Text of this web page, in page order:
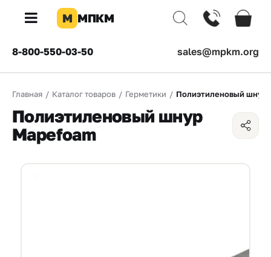
×
КОМПАНИЯ
О
компании
М МПКМ
8-800-550-03-50 sales@mpkm.org
Главная / Каталог товаров / Герметики / Полиэтиленовый шнур
Полиэтиленовый шнур
Mapefoam